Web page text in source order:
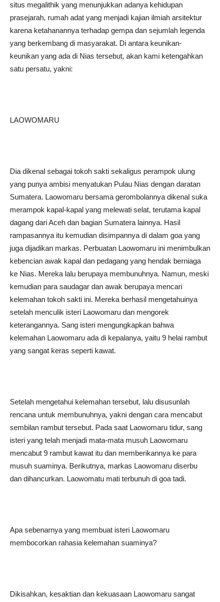
situs megalithik yang menunjukkan adanya kehidupan
prasejarah, rumah adat yang menjadi kajian ilmiah arsitektur
karena ketahanannya terhadap gempa dan sejumlah legenda
yang berkembang di masyarakat. Di antara keunikan-
keunikan yang ada di Nias tersebut, akan kami ketengahkan
satu persatu, yakni:
LAOWOMARU
Dia dikenal sebagai tokoh sakti sekaligus perampok ulung
yang punya ambisi menyatukan Pulau Nias dengan daratan
Sumatera. Laowomaru bersama gerombolannya dikenal suka
merampok kapal-kapal yang melewati selat, terutama kapal
dagang dari Aceh dan bagian Sumatera lainnya. Hasil
rampasannya itu kemudian disimpannya di dalam goa yang
juga dijadikan markas. Perbuatan Laowomaru ini menimbulkan
kebencian awak kapal dan pedagang yang hendak berniaga
ke Nias. Mereka lalu berupaya membunuhnya. Namun, meski
kemudian para saudagar dan awak berupaya mencari
kelemahan tokoh sakti ini. Mereka berhasil mengetahuinya
setelah menculik isteri Laowomaru dan mengorek
keterangannya. Sang isteri mengungkapkan bahwa
kelemahan Laowomaru ada di kepalanya, yaitu 9 helai rambut
yang sangat keras seperti kawat.
Setelah mengetahui kelemahan tersebut, lalu disusunlah
rencana untuk membunuhnya, yakni dengan cara mencabut
sembilan rambut tersebut. Pada saat Laowomaru tidur, sang
isteri yang telah menjadi mata-mata musuh Laowomaru
mencabut 9 rambut kawat itu dan memberikannya ke para
musuh suaminya. Berikutnya, markas Laowomaru diserbu
dan dihancurkan. Laowomatu mati terbunuh di goa tadi.
Apa sebenarnya yang membuat isteri Laowomaru
membocorkan rahasia kelemahan suaminya?
Dikisahkan, kesaktian dan kekuasaan Laowomaru sangat